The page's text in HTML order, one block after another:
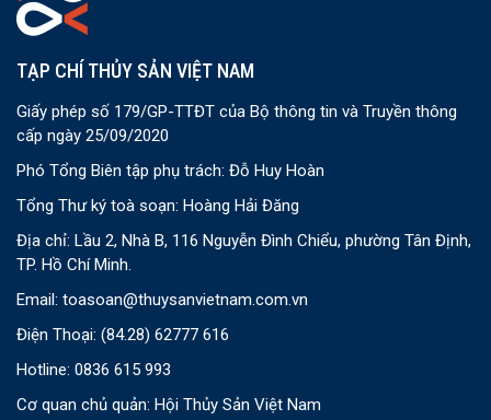
TẠP CHÍ THỦY SẢN VIỆT NAM
Giấy phép số 179/GP-TTĐT của Bộ thông tin và Truyền thông
cấp ngày 25/09/2020
Phó Tổng Biên tập phụ trách: Đỗ Huy Hoàn
Tổng Thư ký toà soạn: Hoàng Hải Đăng
Địa chỉ: Lầu 2, Nhà B, 116 Nguyễn Đình Chiểu, phường Tân Định,
TP. Hồ Chí Minh.
Email: toasoan@thuysanvietnam.com.vn
Điện Thoại: (84.28) 62777 616
Hotline: 0836 615 993
Cơ quan chủ quản: Hội Thủy Sản Việt Nam